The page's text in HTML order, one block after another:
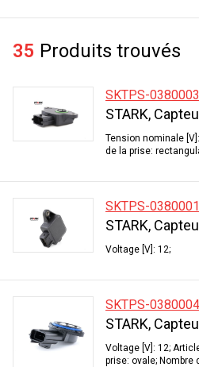
35 Produits trouvés
SKTPS-0380003
STARK,
Tension nominale
de la prise:
SKTPS-0380001
STARK,
Voltage [V]: 12;
SKTPS-0380004
STARK,
Voltage [V]: 12;
prise: ovale; Nombre